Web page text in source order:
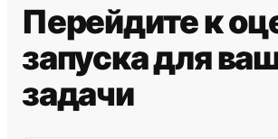
Перейдите к
запуска для
задачи